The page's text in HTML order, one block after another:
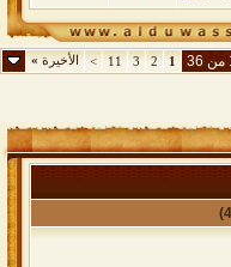
1
2
3
11
> الأخيرة»